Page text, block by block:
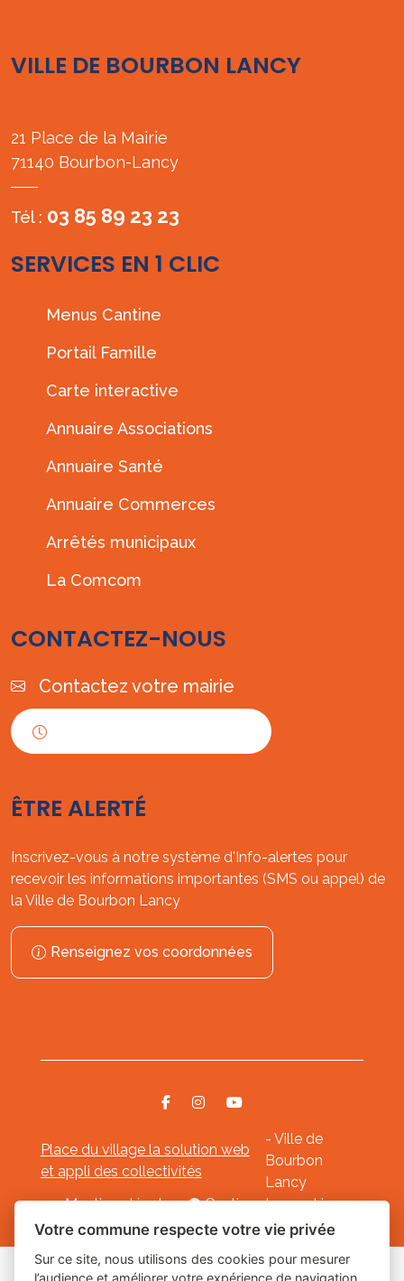
VILLE DE BOURBON LANCY
21 Place de la Mairie
71140 Bourbon-Lancy
Tél : 03 85 89 23 23
SERVICES EN 1 CLIC
Menus Cantine
Portail Famille
Carte interactive
Annuaire Associations
Annuaire Santé
Annuaire Commerces
Arrêtés municipaux
La Comcom
CONTACTEZ-NOUS
Contactez votre mairie
ÊTRE ALERTÉ
Inscrivez-vous à notre système d'Info-alertes pour
recevoir les informations importantes (SMS ou appel) de
la Ville de Bourbon Lancy
Renseignez vos coordonnées
Place du village la solution web
et appli des collectivités
- Ville de
Bourbon
Lancy
Mentions légales- Gestion des cookies
Votre commune respecte votre vie privée
Sur ce site, nous utilisons des cookies pour mesurer
l’audience et améliorer votre expérience de navigation.